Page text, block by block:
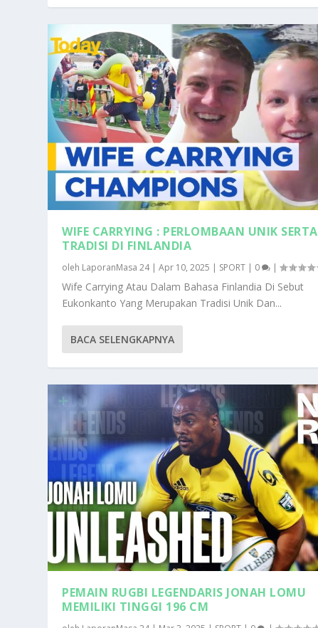
WIFE CARRYING : PERLOMBAAN UNIK SERTA
TRADISI DI FINLANDIA
oleh LaporanMasa 24|Apr 10, 2025 | SPORT | 0 |
Wife Carrying Atau Dalam Bahasa Finlandia Di Sebut
Eukonkanto Yang Merupakan Tradisi Unik Dan...
BACA SELENGKAPNYA
PEMAIN RUGBI LEGENDARIS JONAH LOMU
MEMILIKI TINGGI 196 CM